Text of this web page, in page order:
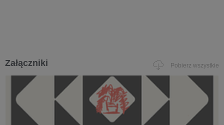
Załączniki Pobierz wszystkie